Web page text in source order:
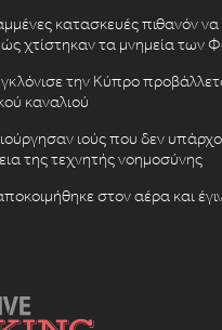
κατασκευές πιθανόν να
χτίστηκαν τα μνημεία των
την Κύπρο
καναλιού
ιούς που δεν
της τεχνητής νοημοσύνης
στον αέρα και